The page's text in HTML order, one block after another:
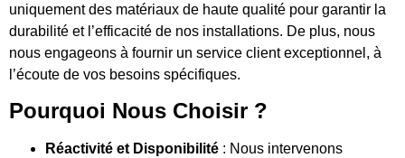
uniquement des matériaux de haute qualité pour garantir la
durabilité et l’efficacité de nos installations. De plus, nous
nous engageons à fournir un service client exceptionnel, à
l’écoute de vos besoins spécifiques.
Pourquoi Nous Choisir ?
Réactivité et Disponibilité : Nous intervenons